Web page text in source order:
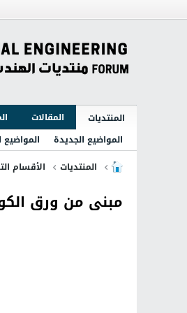
المنتديات المقالات
المواضيع الجديدة
المواضيع
المنتديات
الأقسام
مبنى من ورق